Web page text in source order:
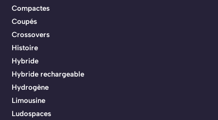
Compactes
Coupés
Crossovers
Histoire
Hybride
Hybride rechargeable
Hydrogène
Limousine
Ludospaces